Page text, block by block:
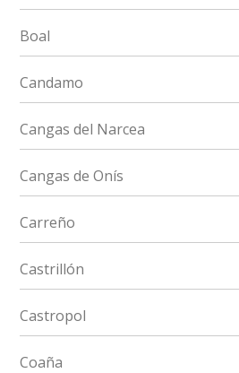
Boal
Candamo
Cangas del Narcea
Cangas de Onís
Carreño
Castrillón
Castropol
Coaña